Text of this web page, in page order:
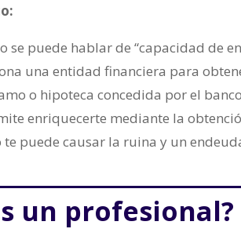
se puede hablar de “capacidad de
una entidad financiera para
o hipoteca concedida por el
enriquecerte mediante la
puede causar la ruina y un
un profesional?